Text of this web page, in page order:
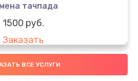
тачпада
1500 руб.
Заказать
южного моста
ВСЕ УСЛУГИ